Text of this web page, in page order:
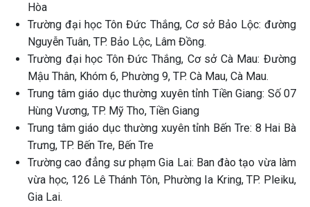
Hòa
Trường đại học Tôn Đức Thắng, Cơ sở Bảo Lộc: đường
Nguyễn Tuân, TP. Bảo Lộc, Lâm Đồng.
Trường đại học Tôn Đức Thắng, Cơ sở Cà Mau: Đường
Mậu Thân, Khóm 6, Phường 9, TP. Cà Mau, Cà Mau.
Trung tâm giáo dục thường xuyên tỉnh Tiền Giang: Số 07
Hùng Vương, TP. Mỹ Tho, Tiền Giang
Trung tâm giáo dục thường xuyên tỉnh Bến Tre: 8 Hai Bà
Trưng, TP. Bến Tre, Bến Tre
Trường cao đẳng sư phạm Gia Lai: Ban đào tạo vừa làm
vừa học, 126 Lê Thánh Tôn, Phường Ia Kring, TP. Pleiku,
Gia Lai.